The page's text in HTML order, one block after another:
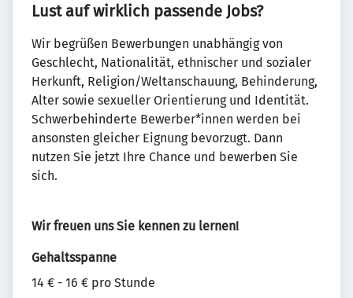
Lust auf wirklich passende Jobs?
Wir begrüßen Bewerbungen unabhängig von
Geschlecht, Nationalität, ethnischer und sozialer
Herkunft, Religion/Weltanschauung, Behinderung,
Alter sowie sexueller Orientierung und Identität.
Schwerbehinderte Bewerber*innen werden bei
ansonsten gleicher Eignung bevorzugt. Dann
nutzen Sie jetzt Ihre Chance und bewerben Sie
sich.
Wir freuen uns Sie kennen zu lernen!
Gehaltsspanne
14 € - 16 € pro Stunde